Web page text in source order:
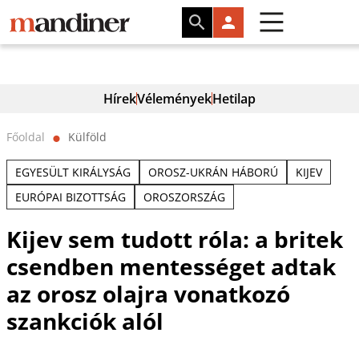
HírekVéleményekHetilap
Főoldal ⬤ Külföld
EGYESÜLT KIRÁLYSÁG OROSZ-UKRÁN HÁBORÚ
KIJEV
EURÓPAI BIZOTTSÁG
OROSZORSZÁG
Kijev sem tudott róla: a britek
csendben mentességet adtak
az orosz olajra vonatkozó
szankciók alól